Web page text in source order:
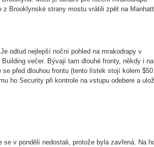
Brooklynské strany mostu vrátili zpět na
odtud nejlepší noční pohled na mrakodrapy v
večer. Bývají tam dlouhé fronty, někdy i na
před dlouhou frontu (tento lístek stojí kolem
ho Security při kontrole na vstupu odebere a
v pondělí nedostali, protože byla zavřená. Na